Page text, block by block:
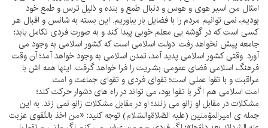
امثال من اسير هوى و هوس و دنبال طمع و بنده و ذليلِ ترس و طمع خود
بوديم، نمى توانيم مردم را با فضايل بار بياوريم. اين بسته به شانس و اقبال هر
كسى است كه در گوشه يى معلم خوبى پيدا كند و به صورت فردى تكامل يابد؛
جامعه پيش نخواهد رفت. دولت اسلامى است كه كشور اسلامى به وجود مى
آورد. وقتى كشور اسلامى پديد آمد، تمدن اسلامى به وجود خواهد آمد؛ آن وقت
فرهنگ اسلامى فضاى عمومى بشريت را فرا خواهد گرفت. اينها همه اش با
مراقبت و با تقوا عملى است؛ تقواى فردى و تقواى جماعت و امت.
امت اسلامى هم اگر با تقوا بود، مى تواند در راه هاى دشوار حركت كند؛
مشكلات در مقابل او زانو مى زنند؛ او در مقابل مشكلات زانو نمى زند. به اين
جمله ى اميرالمؤمنين (عليه الصّلاةوالسّلام) توجه كنيد: «من اخذ بالتّقوى عزبت